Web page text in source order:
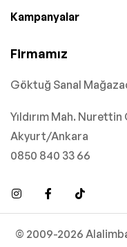
Kampanyalar
Firmamız
Göktuğ Sanal
Yıldırım Mah.
Akyurt/Ankara
0850 840 33 66
© 2009-2026